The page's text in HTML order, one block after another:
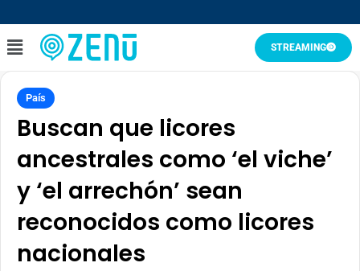
STREAMING
País
Buscan que licores
ancestrales como ‘el viche’
y ‘el arrechón’ sean
reconocidos como licores
nacionales